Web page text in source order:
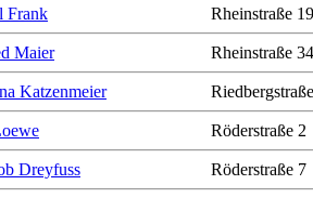
Frank Rheinstraße 19
Maier Rheinstraße 34
Katzenmeier
Röderstraße 2
Dreyfuss Röderstraße 7